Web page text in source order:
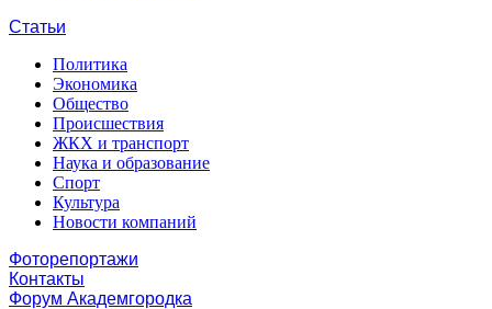
Статьи
Политика
Экономика
Общество
Происшествия
ЖКХ и транспорт
Наука и образование
Спорт
Культура
Новости компаний
Фоторепортажи
Контакты
Форум Академгородка